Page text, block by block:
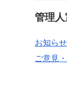
管理人
お知らせ
ご意見